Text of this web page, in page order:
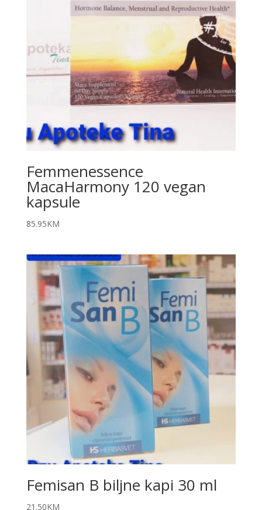
Femmenessence
MacaHarmony 120 vegan
kapsule
85.95KM
Femisan B biljne kapi 30 ml
21.50KM